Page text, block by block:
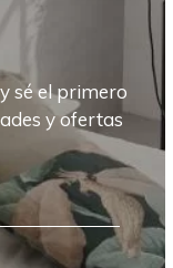
sé el primero
y ofertas